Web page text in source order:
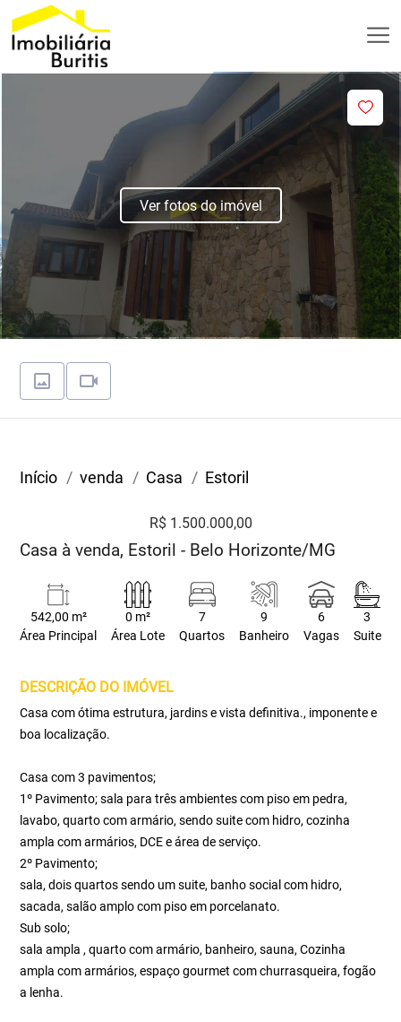
Ver fotos do imóvel
Início venda Casa Estoril
R$ 1.500.000,00
Casa à venda, Estoril - Belo Horizonte/MG
542,00 m²
Área Principal
0 m²
Área Lote
7
Quartos
9
Banheiro
6
Vagas
3
Suite
DESCRIÇÃO DO IMÓVEL
Casa com ótima estrutura, jardins e vista definitiva., imponente e
boa localização.
Casa com 3 pavimentos;
1º Pavimento; sala para três ambientes com piso em pedra,
lavabo, quarto com armário, sendo suite com hidro, cozinha
ampla com armários, DCE e área de serviço.
2º Pavimento;
sala, dois quartos sendo um suite, banho social com hidro,
sacada, salão amplo com piso em porcelanato.
Sub solo;
sala ampla , quarto com armário, banheiro, sauna, Cozinha
ampla com armários, espaço gourmet com churrasqueira, fogão
a lenha.